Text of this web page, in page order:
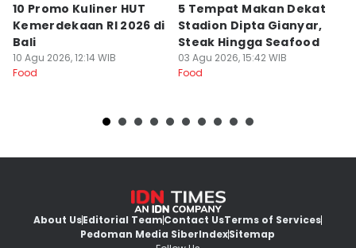
10 Promo Kuliner HUT
Kemerdekaan RI 2026 di
Bali
10 Agu 2026, 12:14 WIB
Food
5 Tempat Makan Dekat
Stadion Dipta Gianyar,
Steak Hingga Seafood
03 Agu 2026, 15:42 WIB
Food
About UsEditorial TeamContact UsTerms of Services
Pedoman Media SiberIndexSitemap